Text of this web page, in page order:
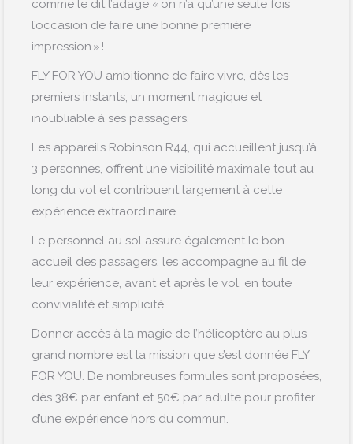
comme le dit l’adage « on n’a qu’une seule fois
l’occasion de faire une bonne première
impression » !
FLY FOR YOU ambitionne de faire vivre, dès les
premiers instants, un moment magique et
inoubliable à ses passagers.
Les appareils Robinson R44, qui accueillent jusqu’à
3 personnes, offrent une visibilité maximale tout au
long du vol et contribuent largement à cette
expérience extraordinaire.
Le personnel au sol assure également le bon
accueil des passagers, les accompagne au fil de
leur expérience, avant et après le vol, en toute
convivialité et simplicité.
Donner accès à la magie de l’hélicoptère au plus
grand nombre est la mission que s’est donnée FLY
FOR YOU. De nombreuses formules sont proposées,
dès 38€ par enfant et 50€ par adulte pour profiter
d’une expérience hors du commun.